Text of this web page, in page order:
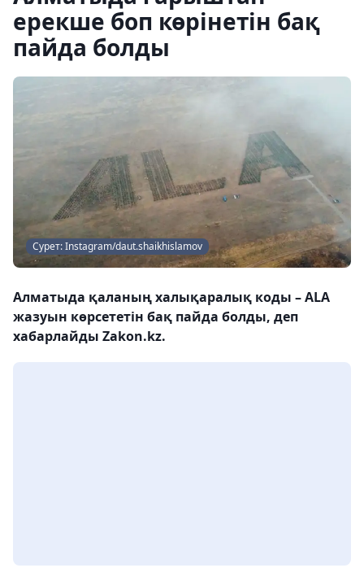
ерекше боп көрінетін бақ
пайда болды
Сурет: Instagram/daut.shaikhislamov
Алматыда қаланың халықаралық коды – ALA
жазуын көрсететін бақ пайда болды, деп
хабарлайды Zakon.kz.